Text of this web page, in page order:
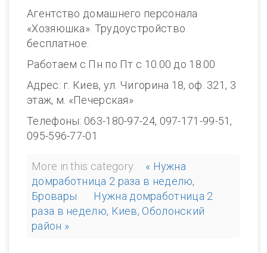
Агентство домашнего персонала
«Хозяюшка». Трудоустройство
бесплатное.
Работаем с Пн по Пт с 10.00 до 18.00
Адрес: г. Киев, ул. Чигорина 18, оф. 321, 3
этаж, м. «Печерская»
Телефоны: 063-180-97-24, 097-171-99-51,
095-596-77-01
More in this category:
« Нужна
домработница 2 раза в неделю,
Бровары
Нужна домработница 2
раза в неделю, Киев, Оболонский
район »